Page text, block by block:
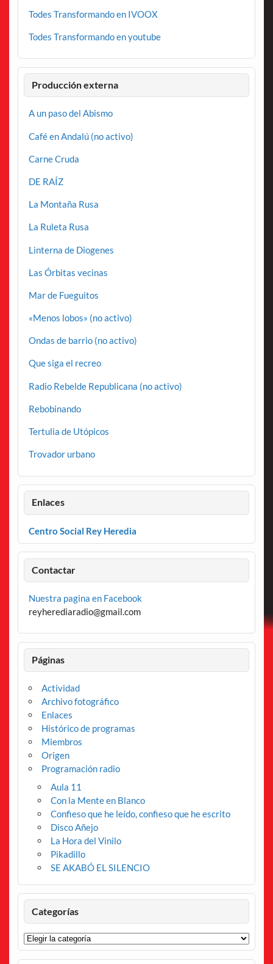
Todes Transformando en IVOOX
Todes Transformando en youtube
Producción externa
A un paso del Abismo
Café en Andalú (no activo)
Carne Cruda
DE RAÍZ
La Montaña Rusa
La Ruleta Rusa
Linterna de Diogenes
Las Órbitas vecinas
Mar de Fueguitos
«Menos lobos» (no activo)
Ondas de barrio (no activo)
Que siga el recreo
Radio Rebelde Republicana (no activo)
Rebobinando
Tertulia de Utópicos
Trovador urbano
Enlaces
Centro Social Rey Heredia
Contactar
Nuestra pagina en Facebook
reyherediaradio@gmail.com
Páginas
Actividad
Archivo fotográfico
Enlaces
Histórico de programas
Miembros
Origen
Programación radio
Aula 11
Con la Mente en Blanco
Confieso que he leído, confieso que he escrito
Disco Añejo
La Hora del Vinilo
Pikadillo
SE AKABÓ EL SILENCIO
Categorías
Categorías